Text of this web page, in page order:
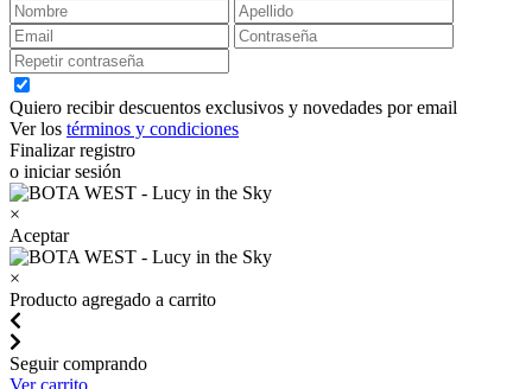
Quiero recibir descuentos exclusivos y novedades por email
Ver los términos y condiciones
Finalizar registro
o iniciar sesión
×
Aceptar
×
Producto agregado a carrito
Seguir comprando